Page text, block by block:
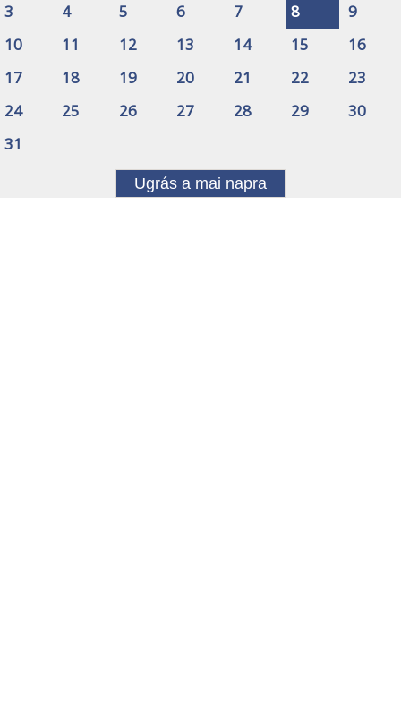
3
4 5 6 7 8
9
10
11 12 13 14 15
16
17
18 19 20 21 22
23
24
25 26 27 28 29
30
31
Ugrás a mai napra